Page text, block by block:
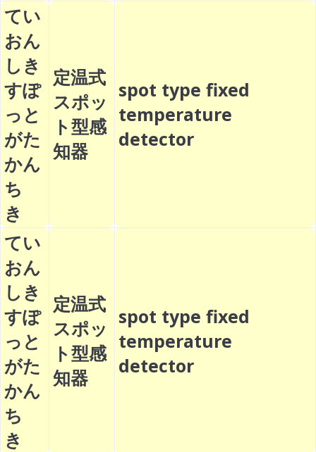
てい
おん
しき
すぽ
っと
がた
かん
ち
き
定温式
スポッ
ト型感
知器
spot type fixed
temperature
detector
てい
おん
しき
すぽ
っと
がた
かん
ち
き
定温式
スポッ
ト型感
知器
spot type fixed
temperature
detector